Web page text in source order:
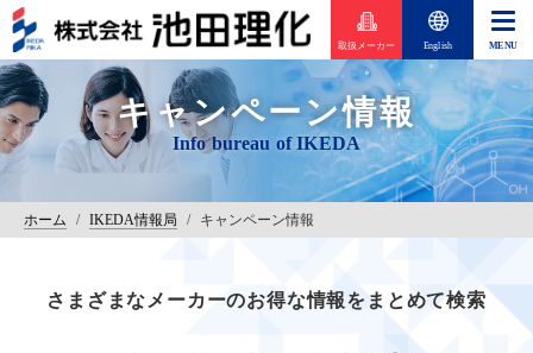
取扱メーカー English
キャンペーン情報
ホーム / IKEDA情報局 / キャンペーン情報
さまざまなメーカーのお得な情報をまとめて検索